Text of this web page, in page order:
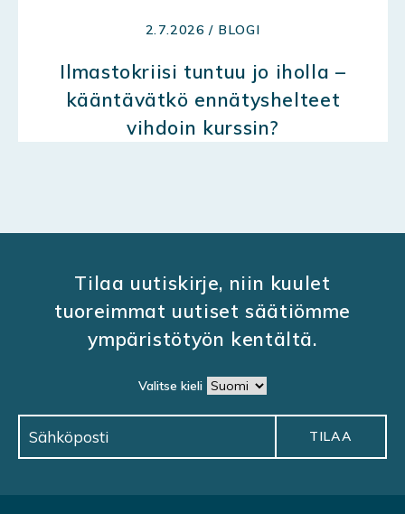
2.7.2026 / BLOGI
Ilmastokriisi tuntuu jo iholla –
kääntävätkö ennätyshelteet
vihdoin kurssin?
Tilaa uutiskirje, niin kuulet
tuoreimmat uutiset säätiömme
ympäristötyön kentältä.
Valitse kieli